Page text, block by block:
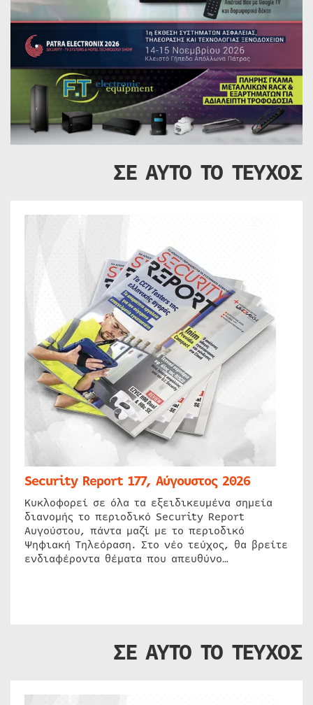
ΣΕ ΑΥΤΟ ΤΟ ΤΕΥΧΟΣ
Security Report 177, Αύγουστος 2026
Κυκλοφορεί σε όλα τα εξειδικευμένα σημεία
διανομής το περιοδικό Security Report
Αυγούστου, πάντα μαζί με το περιοδικό
Ψηφιακή Τηλεόραση. Στο νέο τεύχος, θα βρείτε
ενδιαφέροντα θέματα που απευθύνο…
ΣΕ ΑΥΤΟ ΤΟ ΤΕΥΧΟΣ